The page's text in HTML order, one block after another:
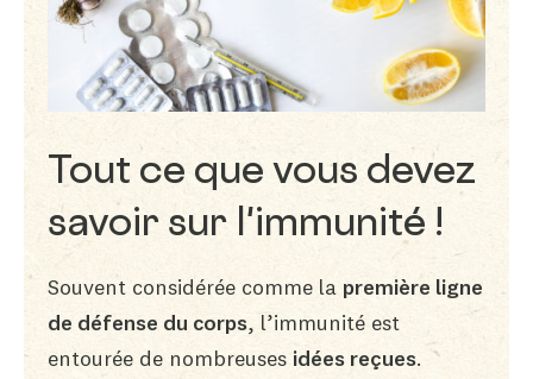
Tout ce que vous devez
savoir sur l'immunité !
Souvent considérée comme la première ligne
de défense du corps, l’immunité est
entourée de nombreuses idées reçues.